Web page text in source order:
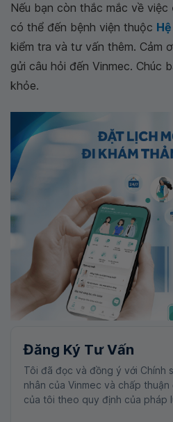
Nếu bạn còn thắc mắc về việc
có thể đến bệnh viện thuộc
kiểm tra và tư vấn thêm. Cảm
gửi câu hỏi đến Vinmec. Chúc
khỏe.
Đăng Ký Tư Vấn
Tôi đã đọc và đồng ý với Chính
nhân của Vinmec và chấp thuận
của tôi theo quy định của pháp